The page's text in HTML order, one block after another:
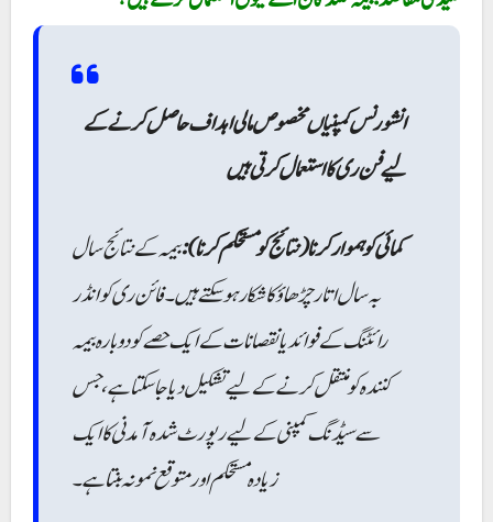
انشورنس کمپنیاں مخصوص مالی اہداف حاصل کرنے کے
لیے فن ری کا استعمال کرتی ہیں
کمائی کو ہموار کرنا (نتائج کو مستحکم کرنا):بیمہ کے نتائج سال
بہ سال اتار چڑھاؤ کا شکار ہو سکتے ہیں۔ فائن ری کو انڈر
رائٹنگ کے فوائد یا نقصانات کے ایک حصے کو دوبارہ بیمہ
کنندہ کو منتقل کرنے کے لیے تشکیل دیا جا سکتا ہے، جس
سے سیڈنگ کمپنی کے لیے رپورٹ شدہ آمدنی کا ایک
زیادہ مستحکم اور متوقع نمونہ بنتا ہے۔